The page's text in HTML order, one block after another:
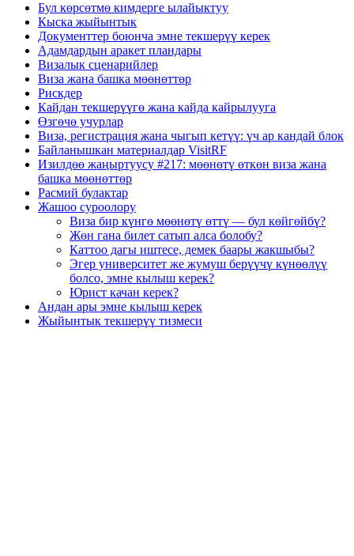
Бул көрсөтмө кимдерге ылайыктуу
Кыска жыйынтык
Документтер боюнча эмне текшерүү керек
Адамдардын аракет пландары
Визалык сценарийлер
Виза жана башка мөөнөттөр
Рискдер
Кайдан текшерүүгө жана кайда кайрылууга
Өзгөчө учурлар
Виза, регистрация жана чыгып кетүү: үч ар кандай блок
Байланышкан материалдар VisitRF
Изилдөө жаңыртуусу #217: мөөнөтү өткөн виза жана
башка мөөнөттөр
Расмий булактар
Жашоо суроолору
Виза бир күнгө мөөнөтү өттү — бул көйгөйбү?
Жөн гана билет сатып алса болобу?
Каттоо дагы иштесе, демек баары жакшыбы?
Эгер университет же жумуш берүүчү күнөөлүү
болсо, эмне кылыш керек?
Юрист качан керек?
Андан ары эмне кылыш керек
Жыйынтык текшерүү тизмеси